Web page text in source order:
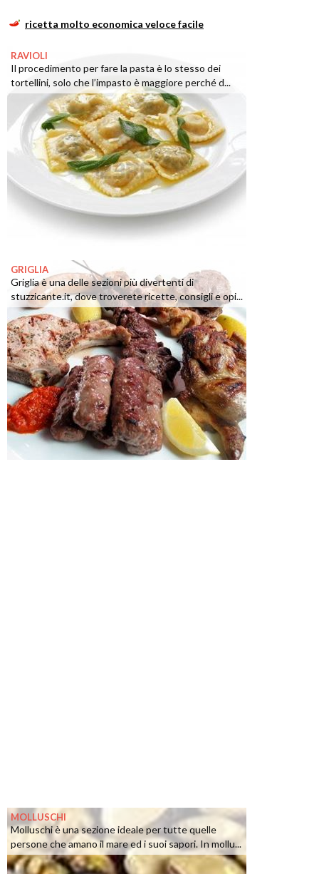
ricetta molto economica veloce facile
RAVIOLI
Il procedimento per fare la pasta è lo stesso dei
tortellini, solo che l’impasto è maggiore perché d...
GRIGLIA
Griglia è una delle sezioni più divertenti di
stuzzicante.it, dove troverete ricette, consigli e opi...
MOLLUSCHI
Molluschi è una sezione ideale per tutte quelle
persone che amano il mare ed i suoi sapori. In mollu...